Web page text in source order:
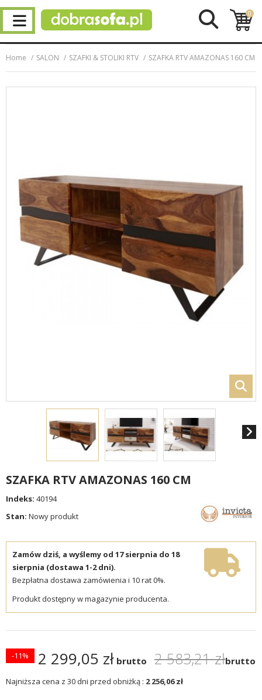
0
Home SALON SZAFKI & STOLIKI RTV SZAFKA RTV AMAZONAS 160 CM
SZAFKA RTV AMAZONAS 160 CM
Indeks: 40194
Stan: Nowy produkt
Zamów dziś, a wyślemy od 17 sierpnia do 18
sierpnia (dostawa 1-2 dni).
Bezpłatna dostawa zamówienia i 10 rat 0%.
Produkt dostępny w magazynie producenta.
2 299,05 zł brutto 2 583,21 złbrutto
-11%
Najniższa cena z 30 dni przed obniżką : 2 256,06 zł